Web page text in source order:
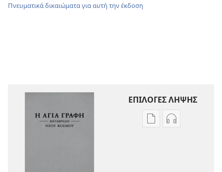
Πνευματικά δικαιώματα για αυτή την έκδοση
ΕΠΙΛΟΓΕΣ ΛΗΨΗΣ
ΕπιλογέςΕπιλογές